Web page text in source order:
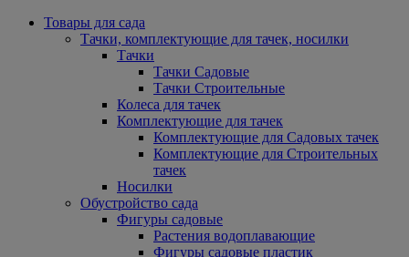
Товары для сада
Тачки, комплектующие для тачек, носилки
Тачки
Тачки Садовые
Тачки Строительные
Колеса для тачек
Комплектующие для тачек
Комплектующие для Садовых тачек
Комплектующие для Строительных
тачек
Носилки
Обустройство сада
Фигуры садовые
Растения водоплавающие
Фигуры садовые пластик